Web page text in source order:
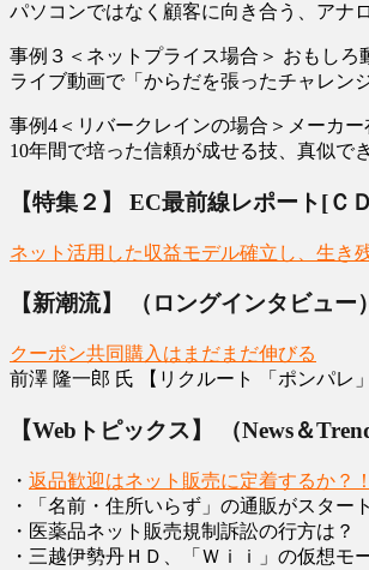
パソコンではなく顧客に向き合う、アナ
事例３＜ネットプライス場合＞ おもしろ
ライブ動画で「からだを張ったチャレン
事例4＜リバークレインの場合＞メーカ
10年間で培った信頼が成せる技、真似で
【特集２】 EC最前線レポート[Ｃ
ネット活用した収益モデル確立し、生き
【新潮流】 （ロングインタビュー）
クーポン共同購入はまだまだ伸びる
前澤 隆一郎 氏 【リクルート 「ポンパレ
【Webトピックス】 （News＆
・ 返品歓迎はネット販売に定着するか？
・「名前・住所いらず」の通販がスタート
・医薬品ネット販売規制訴訟の行方は？
・三越伊勢丹ＨＤ、「Ｗｉｉ」の仮想モ